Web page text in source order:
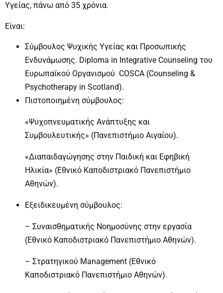
Υγείας, πάνω από 35 χρόνια.
Είναι:
Σύμβουλος Ψυχικής Υγείας και Προσωπικής
Ενδυνάμωσης. Diploma in Integrative Counseling του
Ευρωπαϊκού Οργανισμού COSCA (Counseling &
Psychotherapy in Scotland).
Πιστοποιημένη σύμβουλος:
«Ψυχοπνευματικής Ανάπτυξης και
Συμβουλευτικής» (Πανεπιστήμιο Αιγαίου).
«Διαπαιδαγώγησης στην Παιδική και Εφηβική
Ηλικία» (Εθνικό Καποδιστριακό Πανεπιστήμιο
Αθηνών).
Εξειδικευμένη σύμβουλος:
– Συναισθηματικής Νοημοσύνης στην εργασία
(Εθνικό Καποδιστριακό Πανεπιστήμιο Αθηνών).
– Στρατηγικού Management (Εθνικό
Καποδιστριακό Πανεπιστήμιο Αθηνών).